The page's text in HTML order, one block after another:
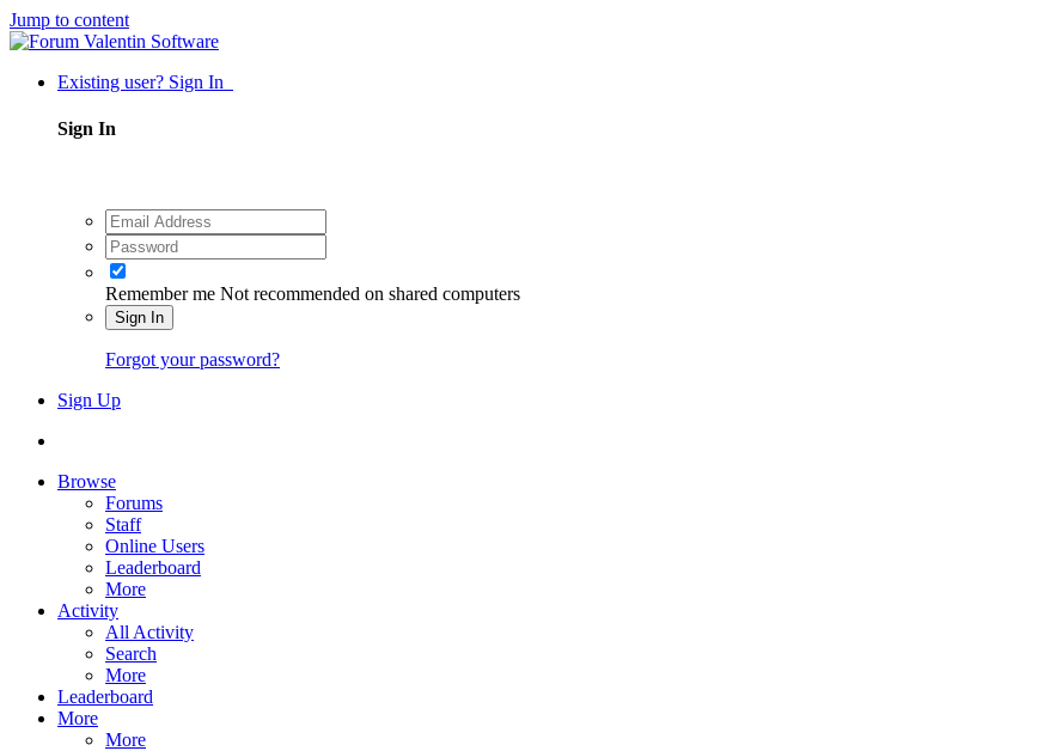
Jump to content
Existing user? Sign In
Sign In
Remember me Not recommended on shared computers
Sign In
Forgot your password?
Sign Up
Browse
Forums
Staff
Online Users
Leaderboard
More
Activity
All Activity
Search
More
Leaderboard
More
More